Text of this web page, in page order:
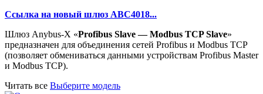
Ссылка на новый шлюз ABC4018...
Шлюз Anybus-X «Profibus Slave — Modbus TCP Slave»
предназначен для объединения сетей Profibus и Modbus TCP
(позволяет обмениваться данными устройствам Profibus Master
и Modbus TCP).
Читать все Выберите модель